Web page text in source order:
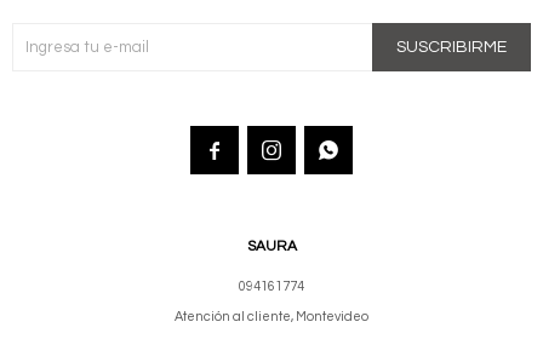
SAURA
094161774
Atención al cliente, Montevideo
SUSCRIBIRME
  